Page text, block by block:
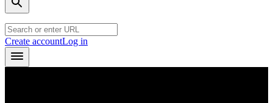
Create accountLog in